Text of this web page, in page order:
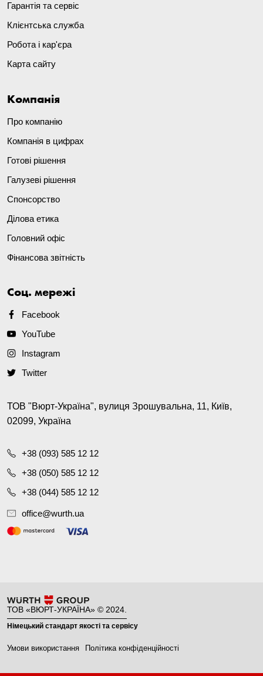
Гарантія та сервіс
Клієнтська служба
Робота і кар'єра
Карта сайту
Компанія
Про компанію
Компанія в цифрах
Готові рішення
Галузеві рішення
Спонсорство
Ділова етика
Головний офіс
Фінансова звітність
Соц. мережі
Facebook
YouTube
Instagram
Twitter
ТОВ "Вюрт-Україна", вулиця Зрошувальна, 11, Київ,
02099, Україна
+38 (093) 585 12 12
+38 (050) 585 12 12
+38 (044) 585 12 12
office@wurth.ua
ТОВ «ВЮРТ-УКРАЇНА» © 2024.
Німецький стандарт якості та сервісу
Умови використання Політика конфіденційності